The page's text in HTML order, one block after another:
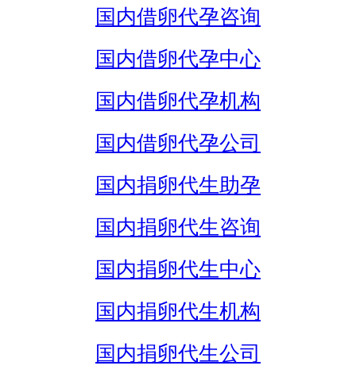
国内借卵代孕咨询
国内借卵代孕中心
国内借卵代孕机构
国内借卵代孕公司
国内捐卵代生助孕
国内捐卵代生咨询
国内捐卵代生中心
国内捐卵代生机构
国内捐卵代生公司